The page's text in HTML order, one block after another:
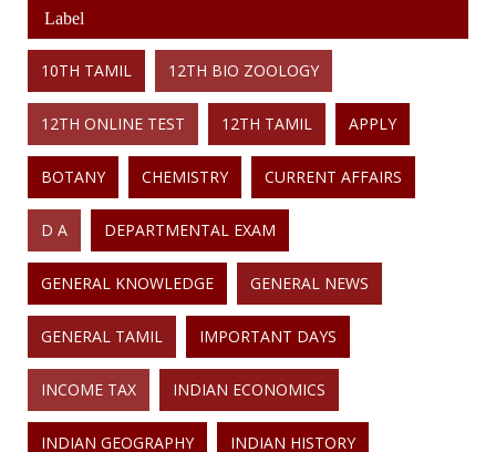
Label
10TH TAMIL 12TH BIO ZOOLOGY
12TH ONLINE TEST 12TH TAMIL APPLY
BOTANY CHEMISTRY CURRENT AFFAIRS
D A DEPARTMENTAL EXAM
GENERAL KNOWLEDGE GENERAL NEWS
GENERAL TAMIL IMPORTANT DAYS
INCOME TAX INDIAN ECONOMICS
INDIAN GEOGRAPHY INDIAN HISTORY